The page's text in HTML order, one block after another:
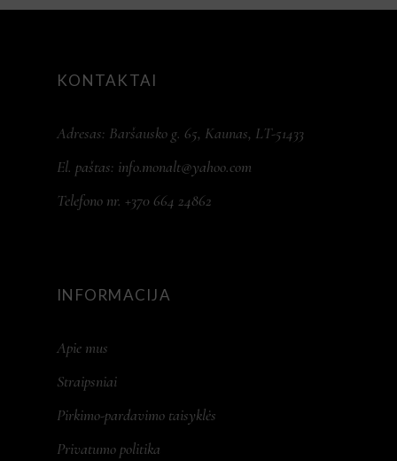
KONTAKTAI
Adresas: Baršausko g. 65, Kaunas, LT-51433
El. paštas: info.monalt@yahoo.com
Telefono nr. +370 664 24862
INFORMACIJA
Apie mus
Straipsniai
Pirkimo-pardavimo taisyklės
Privatumo politika